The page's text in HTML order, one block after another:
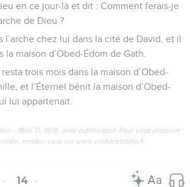
en ce jour-là et dit : Comment ferais-je
de Dieu ?
l’arche chez lui dans la cité de David, et il
la maison d’Obed-Édom de Gath.
trois mois dans la maison d’Obed-
et l’Éternel bénit la maison d’Obed-
lui appartenait.
– Bibli’O, 1978, avec autorisation. Pour vous procurer
rendez-vous sur www.editionsbiblio.fr
14